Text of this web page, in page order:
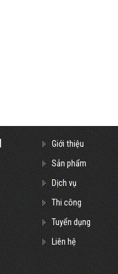
Giới thiệu
Sản phẩm
Dịch vụ
Thi công
Tuyển dụng
Liên hệ